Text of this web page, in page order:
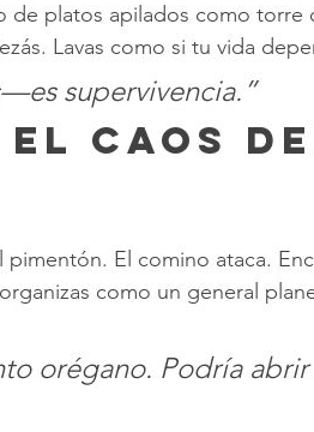
de platos apilados como torre
Lavas como si tu vida
supervivencia.”
El Caos
El comino ataca.
como un general
orégano. Podría